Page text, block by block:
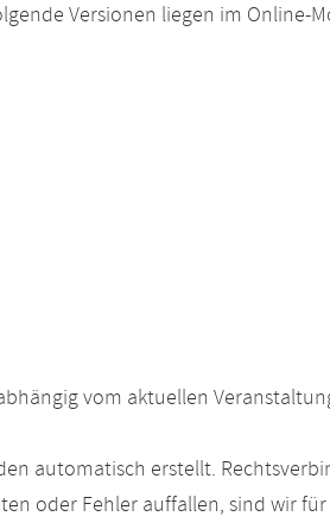
Versionen liegen im Online-
vom aktuellen
automatisch erstellt.
oder Fehler auffallen, sind wir